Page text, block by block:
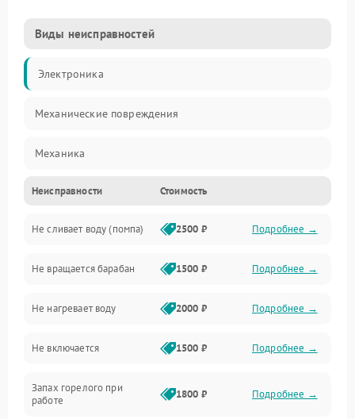
Виды неисправностей
Электроника
Механические повреждения
Механика
Электропитание
Водоснабжение
Слив
Программное обеспечение
Неисправности Стоимость
Не сливает воду (помпа) 2500 ₽ Подробнее →
Не вращается барабан 1500 ₽ Подробнее →
Не нагревает воду 2000 ₽ Подробнее →
Не включается 1500 ₽ Подробнее →
Запах горелого при
работе
1800 ₽ Подробнее →